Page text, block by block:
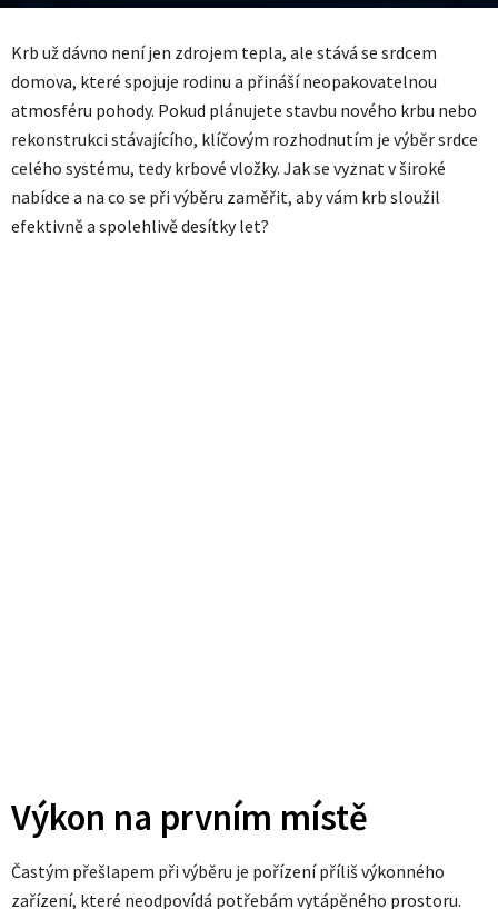
Krb už dávno není jen zdrojem tepla, ale stává se srdcem
domova, které spojuje rodinu a přináší neopakovatelnou
atmosféru pohody. Pokud plánujete stavbu nového krbu nebo
rekonstrukci stávajícího, klíčovým rozhodnutím je výběr srdce
celého systému, tedy krbové vložky. Jak se vyznat v široké
nabídce a na co se při výběru zaměřit, aby vám krb sloužil
efektivně a spolehlivě desítky let?
Výkon na prvním místě
Častým přešlapem při výběru je pořízení příliš výkonného
zařízení, které neodpovídá potřebám vytápěného prostoru.